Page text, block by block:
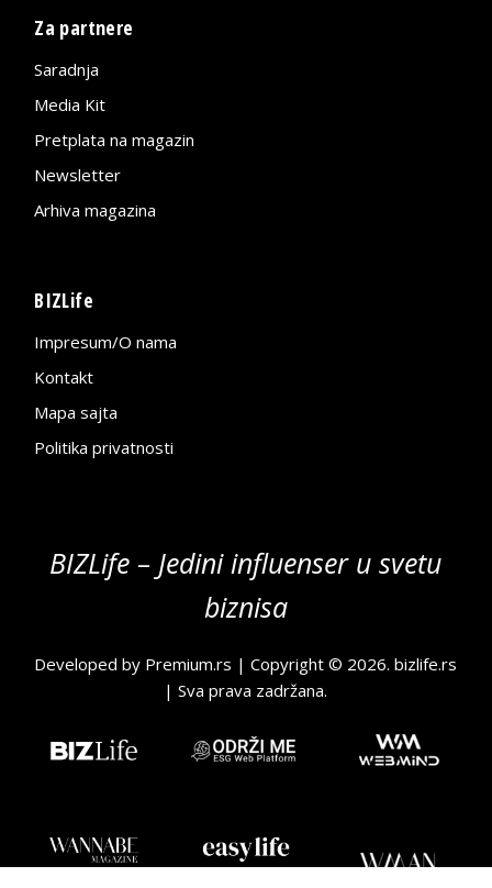
Za partnere
Saradnja
Media Kit
Pretplata na magazin
Newsletter
Arhiva magazina
BIZLife
Impresum/O nama
Kontakt
Mapa sajta
Politika privatnosti
BIZLife – Jedini influenser u svetu
biznisa
Developed by Premium.rs | Copyright © 2026.bizlife.rs
| Sva prava zadržana.